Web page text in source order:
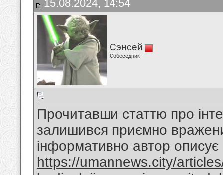
15.08.2024, 14:54
Сэнсей
Собеседник
Прочитавши статтю про
залишився приємно
інформативно автор
https://umannews.city/